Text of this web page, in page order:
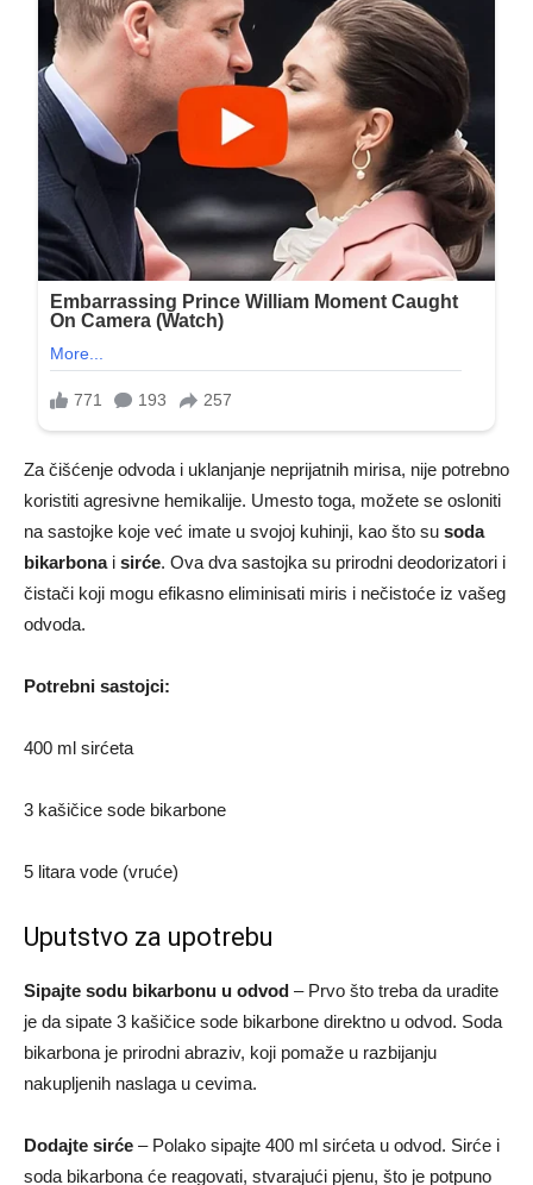
Za čišćenje odvoda i uklanjanje neprijatnih mirisa, nije potrebno
koristiti agresivne hemikalije. Umesto toga, možete se osloniti
na sastojke koje već imate u svojoj kuhinji, kao što su soda
bikarbonai sirće. Ova dva sastojka su prirodni deodorizatori i
čistači koji mogu efikasno eliminisati miris i nečistoće iz vašeg
odvoda.
Potrebni sastojci:
400 ml sirćeta
3 kašičice sode bikarbone
5 litara vode (vruće)
Uputstvo za upotrebu
Sipajte sodu bikarbonu u odvod – Prvo što treba da uradite
je da sipate 3 kašičice sode bikarbone direktno u odvod. Soda
bikarbona je prirodni abraziv, koji pomaže u razbijanju
nakupljenih naslaga u cevima.
Dodajte sirće – Polako sipajte 400 ml sirćeta u odvod. Sirće i
soda bikarbona će reagovati, stvarajući pjenu, što je potpuno